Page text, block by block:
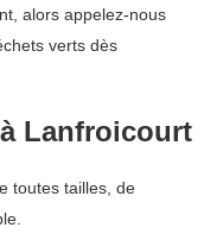
alors appelez-nous
verts dès
Lanfroicourt
toutes tailles, de